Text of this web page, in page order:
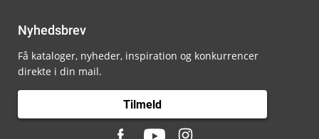
Nyhedsbrev
Få kataloger, nyheder, inspiration og konkurrencer
direkte i din mail.
Tilmeld